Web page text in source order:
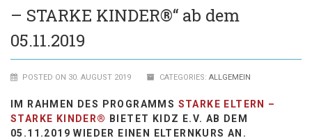
– STARKE KINDER®“ ab dem
05.11.2019
POSTED ON 30. AUGUST 2019 CATEGORIES: ALLGEMEIN
IM RAHMEN DES PROGRAMMS STARKE ELTERN –
STARKE KINDER®
BIETET KIDZ E.V. AB DEM
05.11.2019 WIEDER EINEN ELTERNKURS AN.